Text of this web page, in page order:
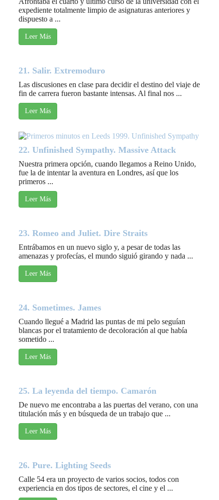
expediente totalmente limpio de asignaturas anteriores y
dispuesto a ...
Leer Más
21. Salir. Extremoduro
Las discusiones en clase para decidir el destino del viaje de
fin de carrera fueron bastante intensas. Al final nos ...
Leer Más
22. Unfinished Sympathy. Massive Attack
Nuestra primera opción, cuando llegamos a Reino Unido,
fue la de intentar la aventura en Londres, así que los
primeros ...
Leer Más
23. Romeo and Juliet. Dire Straits
Entrábamos en un nuevo siglo y, a pesar de todas las
amenazas y profecías, el mundo siguió girando y nada ...
Leer Más
24. Sometimes. James
Cuando llegué a Madrid las puntas de mi pelo seguían
blancas por el tratamiento de decoloración al que había
sometido ...
Leer Más
25. La leyenda del tiempo. Camarón
De nuevo me encontraba a las puertas del verano, con una
titulación más y en búsqueda de un trabajo que ...
Leer Más
26. Pure. Lighting Seeds
Calle 54 era un proyecto de varios socios, todos con
experiencia en dos tipos de sectores, el cine y el ...